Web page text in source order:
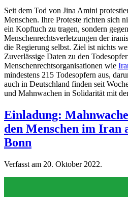
Seit dem Tod von Jina Amini
Menschen. Ihre Proteste richten sich
ein Kopftuch zu tragen, sondern
Menschenrechtsverletzungen der
die Regierung selbst. Ziel ist nichts
Zuverlässige Daten zu den
Menschenrechtsorganisationen wie
mindestens 215 Todesopfern aus,
auch in Deutschland finden seit
und Mahnwachen in Solidarität mit
Einladung:
den Menschen im Iran
Bonn
Verfasst am 20. Oktober 2022.